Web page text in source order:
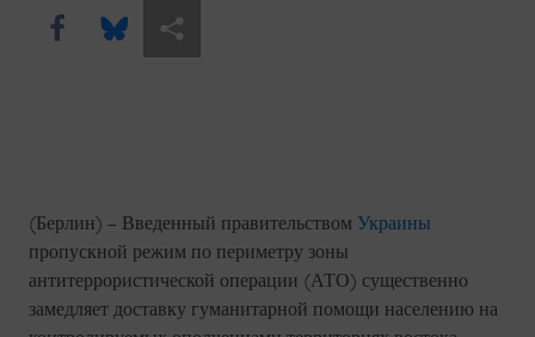
Share this via Facebook
Share this via Bluesky
Share this via Поделиться
(Берлин) – Введенный правительством Украины
пропускной режим по периметру зоны
антитеррористической операции (АТО) существенно
замедляет доставку гуманитарной помощи населению на